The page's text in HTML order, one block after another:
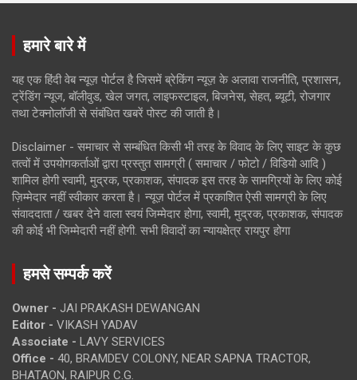
हमारे बारे में
यह एक हिंदी वेब न्यूज़ पोर्टल है जिसमें ब्रेकिंग न्यूज़ के अलावा राजनीति, प्रशासन,
ट्रेंडिंग न्यूज, बॉलीवुड, खेल जगत, लाइफस्टाइल, बिजनेस, सेहत, ब्यूटी, रोजगार
तथा टेक्नोलॉजी से संबंधित खबरें पोस्ट की जाती है।
Disclaimer - समाचार से सम्बंधित किसी भी तरह के विवाद के लिए साइट के कुछ
तत्वों में उपयोगकर्ताओं द्वारा प्रस्तुत सामग्री ( समाचार / फोटो / विडियो आदि )
शामिल होगी स्वामी, मुद्रक, प्रकाशक, संपादक इस तरह के सामग्रियों के लिए कोई
ज़िम्मेदार नहीं स्वीकार करता है। न्यूज़ पोर्टल में प्रकाशित ऐसी सामग्री के लिए
संवाददाता / खबर देने वाला स्वयं जिम्मेदार होगा, स्वामी, मुद्रक, प्रकाशक, संपादक
की कोई भी जिम्मेदारी नहीं होगी. सभी विवादों का न्यायक्षेत्र रायपुर होगा
हमसे सम्पर्क करें
Owner - JAI PRAKASH DEWANGAN
Editor - VIKASH YADAV
Associate - LAVY SERVICES
Office - 40, BRAMDEV COLONY, NEAR SAPNA TRACTOR,
BHATAON, RAIPUR C.G.